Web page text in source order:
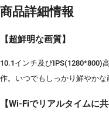
商品詳細情報
【超鮮明な画質】
10.1インチ及びIPS(1280*800)
作。いつでもしっかり鮮やかな
【Wi-Fiでリアルタイムに共